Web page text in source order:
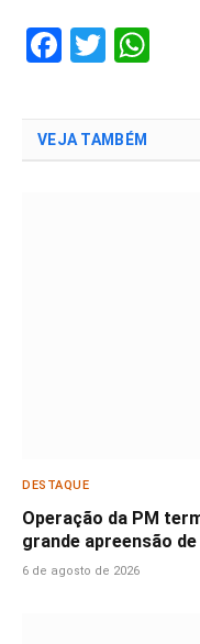
Facebook
Twitter
VEJA TAMBÉM
DESTAQUE
Operação da PM
grande apreensão
6 de agosto de 2026